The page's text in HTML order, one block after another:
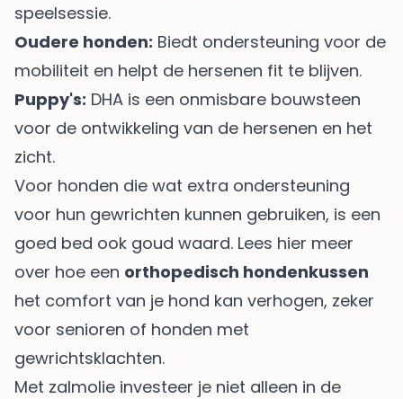
speelsessie.
Oudere honden: Biedt ondersteuning voor de
mobiliteit en helpt de hersenen fit te blijven.
Puppy's: DHA is een onmisbare bouwsteen
voor de ontwikkeling van de hersenen en het
zicht.
Voor honden die wat extra ondersteuning
voor hun gewrichten kunnen gebruiken, is een
goed bed ook goud waard. Lees hier meer
over hoe een orthopedisch hondenkussen
het comfort van je hond kan verhogen, zeker
voor senioren of honden met
gewrichtsklachten.
Met zalmolie investeer je niet alleen in de